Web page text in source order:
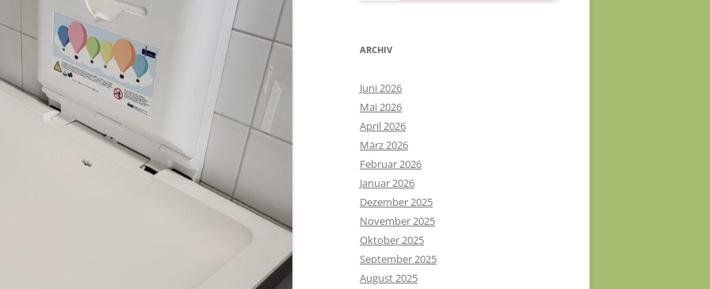
ARCHIV
Juni 2026
Mai 2026
April 2026
März 2026
Februar 2026
Januar 2026
Dezember 2025
November 2025
Oktober 2025
September 2025
August 2025